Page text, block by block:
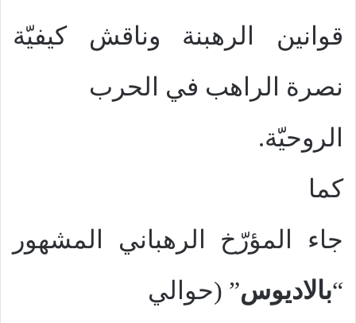
قوانين الرهبنة وناقش كيفيّة
نصرة الراهب في الحرب
الروحيّة.
كما
جاء المؤرّخ الرهباني المشهور
“بالاديوس” (حوالي